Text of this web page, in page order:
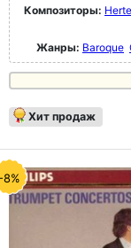
Композиторы:
Жанры: Baroque
Хит продаж
8%